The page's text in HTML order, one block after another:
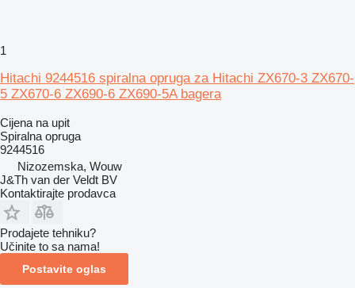
1
Hitachi 9244516 spiralna opruga za Hitachi ZX670-3 ZX670-
5 ZX670-6 ZX690-6 ZX690-5A bagera
Cijena na upit
Spiralna opruga
9244516
Nizozemska, Wouw
J&Th van der Veldt BV
Kontaktirajte prodavca
Prodajete tehniku?
Učinite to sa nama!
Postavite oglas